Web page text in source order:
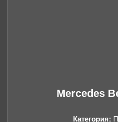
Mercedes
Категория: